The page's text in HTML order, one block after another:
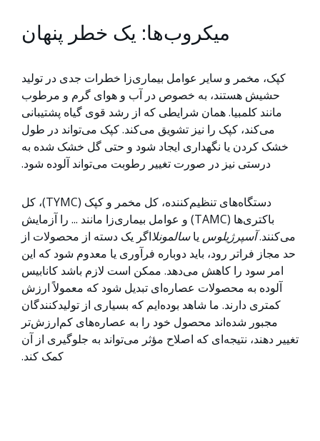
میکروب‌ها: یک خطر پنهان
کپک، مخمر و سایر عوامل بیماری‌زا خطرات جدی در تولید
حشیش هستند، به خصوص در آب و هوای گرم و مرطوب
مانند کلمبیا. همان شرایطی که از رشد قوی گیاه پشتیبانی
می‌کند، کپک را نیز تشویق می‌کند. کپک می‌تواند در طول
خشک کردن یا نگهداری ایجاد شود و حتی گل خشک شده به
درستی نیز در صورت تغییر رطوبت می‌تواند آلوده شود.
دستگاه‌های تنظیم‌کننده، کل مخمر و کپک (TYMC)، کل
باکتری‌ها (TAMC) و عوامل بیماری‌زا مانند ... را آزمایش
می‌کنند.آسپرژیلوس یاسالمونلااگر یک دسته از محصولات از
حد مجاز فراتر رود، باید دوباره فرآوری یا معدوم شود که این
امر سود را کاهش می‌دهد. ممکن است لازم باشد کانابیس
آلوده به محصولات عصاره‌ای تبدیل شود که معمولاً ارزش
کمتری دارند. ما شاهد بوده‌ایم که بسیاری از تولیدکنندگان
مجبور شده‌اند محصول خود را به عصاره‌های کم‌ارزش‌تر
تغییر دهند، نتیجه‌ای که اصلاح مؤثر می‌تواند به جلوگیری از آن
کمک کند.